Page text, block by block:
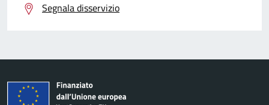
Segnala disservizio